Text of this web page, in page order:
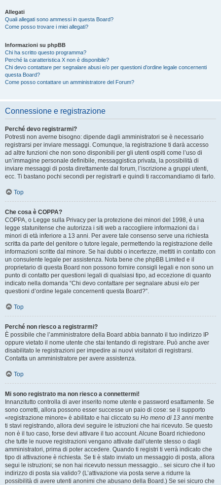
Allegati
Quali allegati sono ammessi in questa Board?
Come posso trovare i miei allegati?
Informazioni su phpBB
Chi ha scritto questo programma?
Perché la caratteristica X non è disponibile?
Chi devo contattare per segnalare abusi e/o per questioni d’ordine legale concernenti
questa Board?
Come posso contattare un amministratore del Forum?
Connessione e registrazione
Perché devo registrarmi?
Potresti non averne bisogno: dipende dagli amministratori se è necessario
registrarsi per inviare messaggi. Comunque, la registrazione ti darà accesso
ad altre funzioni che non sono disponibili per gli utenti ospiti come l’uso di
un’immagine personale definibile, messaggistica privata, la possibilità di
inviare messaggi di posta direttamente dal forum, l’iscrizione a gruppi utenti,
ecc. Ti bastano pochi secondi per registrarti e quindi ti raccomandiamo di farlo.
Top
Che cosa è COPPA?
COPPA, o Legge sulla Privacy per la protezione dei minori del 1998, è una
legge statunitense che autorizza i siti web a raccogliere informazioni da i
minori di età inferiore a 13 anni. Per avere tale consenso serve una richiesta
scritta da parte del genitore o tutore legale, permettendo la registrazione delle
informazioni scritte dal minore. Se hai dubbi o incertezze, mettiti in contatto con
un consulente legale per assistenza. Nota bene che phpBB Limited e il
proprietario di questa Board non possono fornire consigli legali e non sono un
punto di contatto per questioni legali di qualsiasi tipo, ad eccezione di quanto
indicato nella domanda “Chi devo contattare per segnalare abusi e/o per
questioni d’ordine legale concernenti questa Board?”.
Top
Perché non riesco a registrarmi?
È possibile che l’amministratore della Board abbia bannato il tuo indirizzo IP
oppure vietato il nome utente che stai tentando di registrare. Può anche aver
disabilitato le registrazioni per impedire ai nuovi visitatori di registrarsi.
Contatta un amministratore per avere assistenza.
Top
Mi sono registrato ma non riesco a connettermi!
Innanzitutto controlla di aver inserito nome utente e password esattamente. Se
sono corretti, allora possono esser successe un paio di cose: se il supporto
«registrazione minore» è abilitato e hai cliccato su Ho meno di 13 anni mentre
ti stavi registrando, allora devi seguire le istruzioni che hai ricevuto. Se questo
non è il tuo caso, forse devi attivare il tuo account. Alcune Board richiedono
che tutte le nuove registrazioni vengano attivate dall’utente stesso o dagli
amministratori, prima di poter accedere. Quando ti registri ti verrà indicato che
tipo di attivazione è richiesta. Se ti è stato inviato un messaggio di posta, allora
segui le istruzioni; se non hai ricevuto nessun messaggio... sei sicuro che il tuo
indirizzo di posta sia valido? (L’attivazione via posta serve a ridurre la
possibilità di avere utenti anonimi che abusano della Board.) Se sei sicuro che